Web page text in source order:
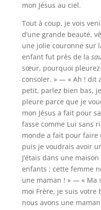
mon Jésus au ciel.
Tout à coup, je vois
d’une grande beauté,
une jolie couronne sur
enfant fut près de la
sœur, pourquoi
consoler. » — « Ah ! dit
petit, parlez bien bas,
pleure parce que je
mon Jésus a fait pour
fasse comme Lui sans
monde a fait pour faire
puis je voudrais avoir
J’étais dans une
enfants ; cette femme
une maman ! » — «
moi Frère, je suis votre
nous avons une